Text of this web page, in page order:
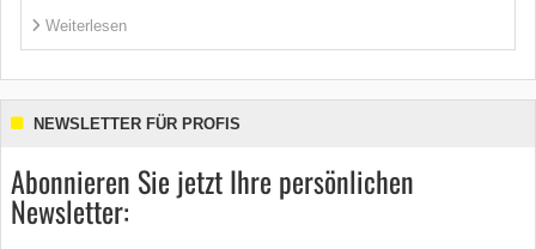
Weiterlesen
NEWSLETTER FÜR PROFIS
Abonnieren Sie jetzt Ihre persönlichen
Newsletter: